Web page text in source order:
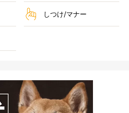
しつけ/マナー